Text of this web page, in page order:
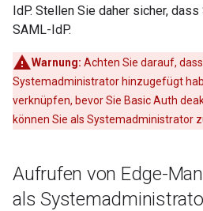
IdP. Stellen Sie daher sicher,
SAML-IdP.
Warnung: Achten Sie darauf,
Systemadministrator hinzugefügt
verknüpfen, bevor Sie Basic Auth
können Sie als Systemadministrator
Aufrufen von Edge-
als